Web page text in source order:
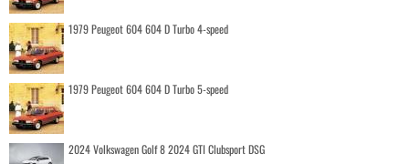
1979 Peugeot 604 604 D Turbo 4-speed
1979 Peugeot 604 604 D Turbo 5-speed
2024 Volkswagen Golf 8 2024 GTI Clubsport DSG